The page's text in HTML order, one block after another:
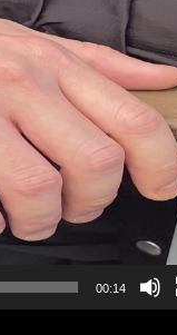
00:14